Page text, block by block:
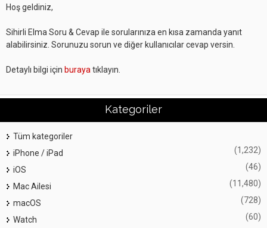
Hoş geldiniz,
Sihirli Elma Soru & Cevap ile sorularınıza en kısa zamanda yanıt
alabilirsiniz. Sorunuzu sorun ve diğer kullanıcılar cevap versin.
Detaylı bilgi için buraya tıklayın.
Kategoriler
Tüm kategoriler
iPhone / iPad
(1,232)
iOS (46)
Mac Ailesi (11,480)
macOS (728)
Watch (60)